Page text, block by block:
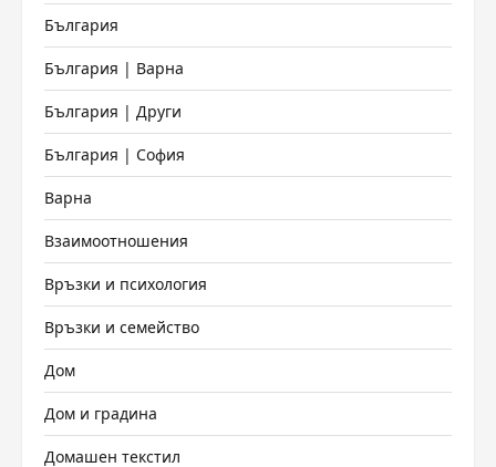
България
България | Варна
България | Други
България | София
Варна
Взаимоотношения
Връзки и психология
Връзки и семейство
Дом
Дом и градина
Домашен текстил